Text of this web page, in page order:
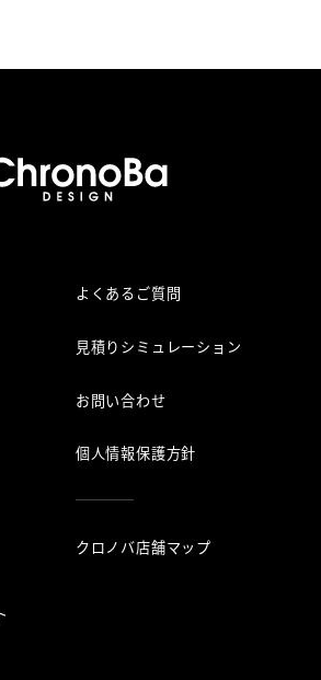
よくあるご質問
見積りシミュレーション
お問い合わせ
個人情報保護方針
クロノバ店舗マップ